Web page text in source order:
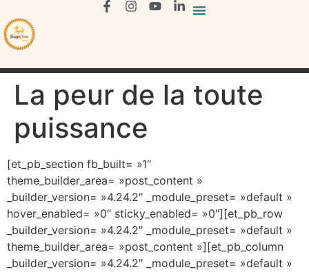
La peur de la toute
puissance
[et_pb_section fb_built= »1″
theme_builder_area= »post_content »
_builder_version= »4.24.2″ _module_preset= »default »
hover_enabled= »0″ sticky_enabled= »0″][et_pb_row
_builder_version= »4.24.2″ _module_preset= »default »
theme_builder_area= »post_content »][et_pb_column
_builder_version= »4.24.2″ _module_preset= »default »